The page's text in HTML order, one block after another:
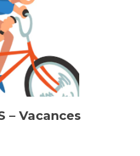
– Vacances